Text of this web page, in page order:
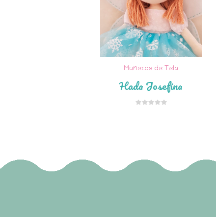
Muñecos de Tela
Hada Josefina